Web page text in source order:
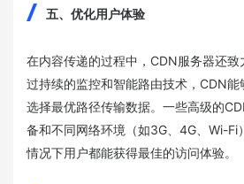
五、优化用户体验
在内容传递的过程中，CDN服务器还致
过持续的监控和智能路由技术，CDN能
选择最优路径传输数据。一些高级的
备和不同网络环境（如3G、4G、Wi-Fi
情况下用户都能获得最佳的访问体验。